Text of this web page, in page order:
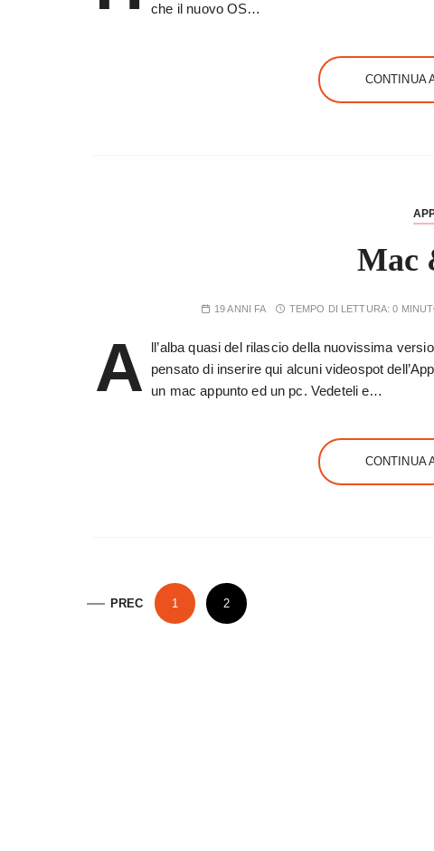
che il nuovo OS…
CONTINUA
Mac
19 ANNI FA TEMPO DI LETTURA:0
A
ll’alba quasi del rilascio della nuovissima
pensato di inserire qui alcuni videospot
un mac appunto ed un pc. Vedeteli e…
CONTINUA
PPREC 1 2